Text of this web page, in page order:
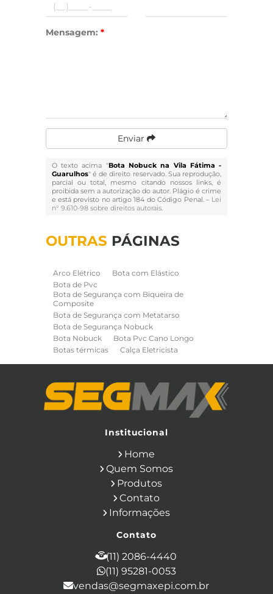
Mensagem: *
Enviar
O texto acima "Bota Nobuck na Vila Fátima -
Guarulhos" é de direito reservado. Sua reprodução,
parcial ou total, mesmo citando nossos links, é
proibida sem a autorização do autor. Plágio é crime
e está previsto no artigo 184 do Código Penal. – Lei
n° 9.610-98 sobre direitos autorais.
OUTRAS PÁGINAS
Arco Elétrico
Bota com Elástico
Bota de Pvc
Bota de Segurança com Biqueira de
Composite
Bota de Segurança com Metatarso
Bota de Segurança Nobuck
Bota Nobuck
Bota Pvc Cano Longo
Botas térmicas
Calça Eletricista
Capa de Chuva
Cinto de Segurança para Eletricista
Cinto de Seguranca Paraquedista
Cone de Sinalização
Equipamentos de Construcao Civil
Ferramentas Eletricas
Ferramentas Isoladas
Ferramentas Manuais para Construção
Filtro para Respirador
Japona Térmica para Câmara Fria
Luva de Cobertura
Luva Isolante
Luvas para Produtos Químicos
Macacão Contra Agentes Químicos
Macacão de Segurança
Máscara de Proteção Respiratória com
Institucional
Home
Quem Somos
Produtos
Contato
Informações
Contato
(11) 2086-4440
(11) 95281-0053
vendas@segmaxepi.com.br